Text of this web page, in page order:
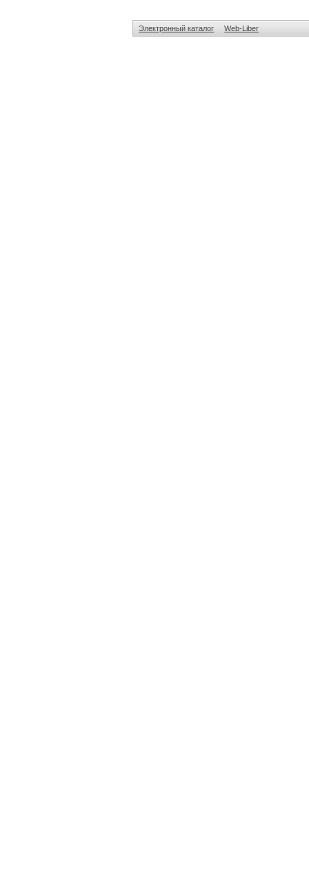
Электронный каталог Web-Liber